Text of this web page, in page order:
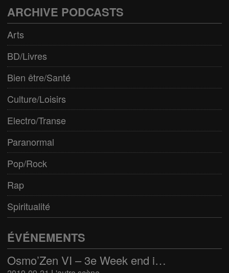
ARCHIVE PODCASTS
Arts
BD/Livres
Bien être/Santé
Culture/Loisirs
Electro/Transe
Paranormal
Pop/Rock
Rap
Spiritualité
ÉVÉNEMENTS
Osmo’Zen VI – 3e Week end international du bien-être